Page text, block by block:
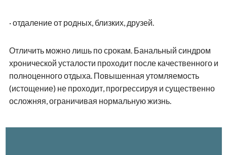
·отдаление от родных, близких, друзей.
Отличить можно лишь по срокам. Банальный синдром
хронической усталости проходит после качественного и
полноценного отдыха. Повышенная утомляемость
(истощение) не проходит, прогрессируя и существенно
осложняя, ограничивая нормальную жизнь.